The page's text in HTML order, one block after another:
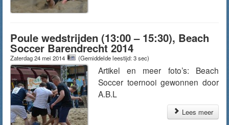
Poule wedstrijden (13:00 – 15:30), Beach
Soccer Barendrecht 2014
Zaterdag 24 mei 2014 (Gemiddelde leestijd: 3 sec)
Artikel en meer foto’s: Beach
Soccer toernooi gewonnen door
A.B.L
Lees meer